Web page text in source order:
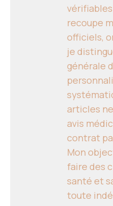
recoupe
officiels,
je
générale
articles
avis
contrat
Mon
faire des
santé et
toute